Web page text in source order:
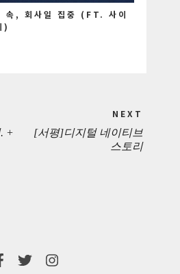
속, 회사일 집중 (FT. 사이
)
+
NEXT
[서평]디지털 네이티브
스토리